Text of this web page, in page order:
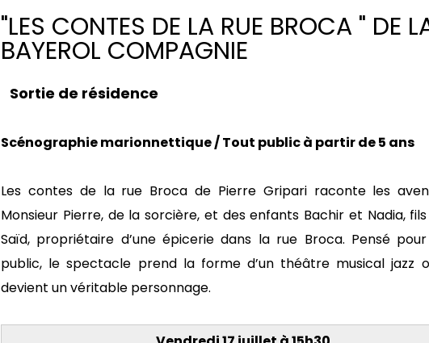
"LES CONTES DE LA RUE BROCA " DE
BAYEROL COMPAGNIE
Sortie de résidence
Scénographie marionnettique / Tout public à partir de 5 ans
Les contes de la rue Broca de Pierre Gripari raconte les
Monsieur Pierre, de la sorcière, et des enfants Bachir et Nadia,
Saïd, propriétaire d’une épicerie dans la rue Broca. Pensé
public, le spectacle prend la forme d’un théâtre musical jazz
devient un véritable personnage.